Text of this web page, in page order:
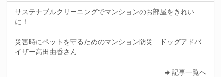
サステナブルクリーニングでマンションのお部屋をきれい
に！
災害時にペットを守るためのマンション防災 ドッグアドバ
イザー高田由香さん
記事一覧へ